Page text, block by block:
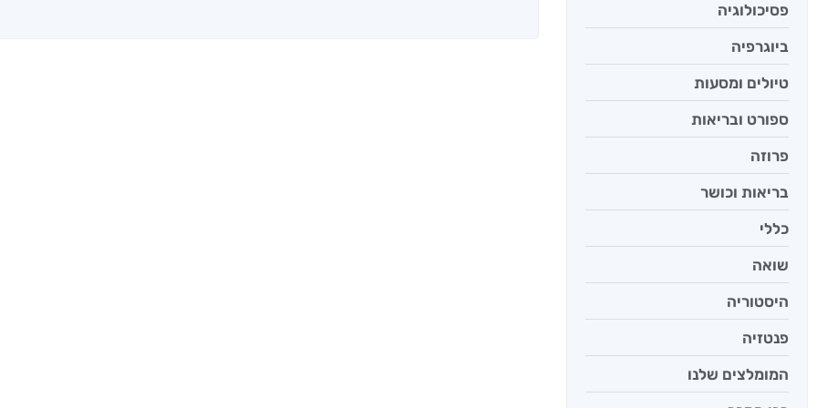
פסיכולוגיה
ביוגרפיה
טיולים ומסעות
ספורט ובריאות
פרוזה
בריאות וכושר
כללי
שואה
היסטוריה
פנטזיה
המומלצים שלנו